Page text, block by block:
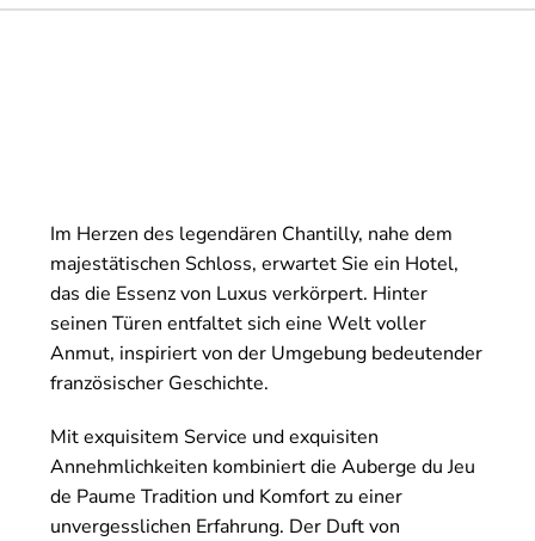
Im Herzen des legendären Chantilly, nahe dem
majestätischen Schloss, erwartet Sie ein Hotel,
das die Essenz von Luxus verkörpert. Hinter
seinen Türen entfaltet sich eine Welt voller
Anmut, inspiriert von der Umgebung bedeutender
französischer Geschichte.
Mit exquisitem Service und exquisiten
Annehmlichkeiten kombiniert die Auberge du Jeu
de Paume Tradition und Komfort zu einer
unvergesslichen Erfahrung. Der Duft von